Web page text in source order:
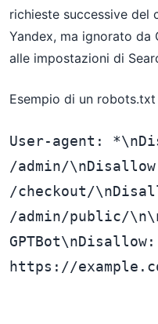
richieste successive del
Yandex, ma ignorato da
alle impostazioni di
Esempio di un
User-agent:
/admin/
/checkout/
/admin/public/
https://